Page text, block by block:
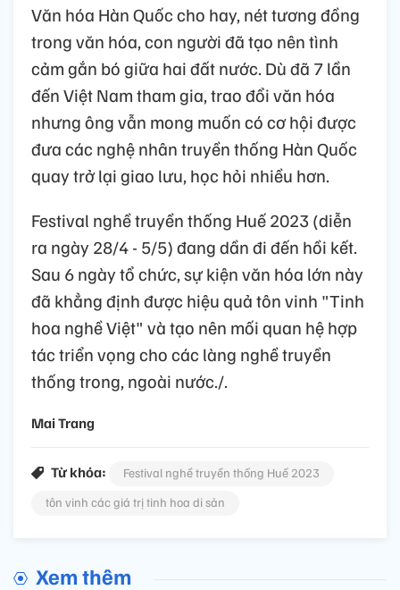
Văn hóa Hàn Quốc cho hay, nét tương đồng
trong văn hóa, con người đã tạo nên tình
cảm gắn bó giữa hai đất nước. Dù đã 7 lần
đến Việt Nam tham gia, trao đổi văn hóa
nhưng ông vẫn mong muốn có cơ hội được
đưa các nghệ nhân truyền thống Hàn Quốc
quay trở lại giao lưu, học hỏi nhiều hơn.
Festival nghề truyền thống Huế 2023 (diễn
ra ngày 28/4 - 5/5) đang dần đi đến hồi kết.
Sau 6 ngày tổ chức, sự kiện văn hóa lớn này
đã khẳng định được hiệu quả tôn vinh "Tinh
hoa nghề Việt" và tạo nên mối quan hệ hợp
tác triển vọng cho các làng nghề truyền
thống trong, ngoài nước./.
Mai Trang
Từ khóa:
Festival nghề truyền thống Huế 2023
tôn vinh các giá trị tinh hoa di sản
Xem thêm